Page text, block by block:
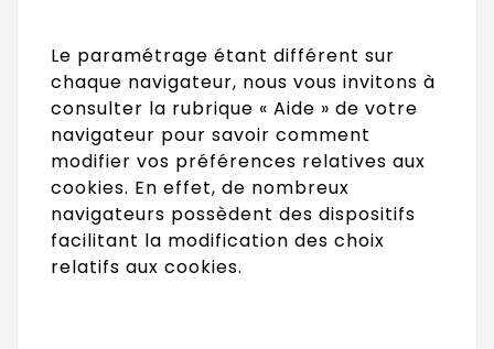
Le paramétrage étant différent sur
chaque navigateur, nous vous invitons à
consulter la rubrique « Aide » de votre
navigateur pour savoir comment
modifier vos préférences relatives aux
cookies. En effet, de nombreux
navigateurs possèdent des dispositifs
facilitant la modification des choix
relatifs aux cookies.